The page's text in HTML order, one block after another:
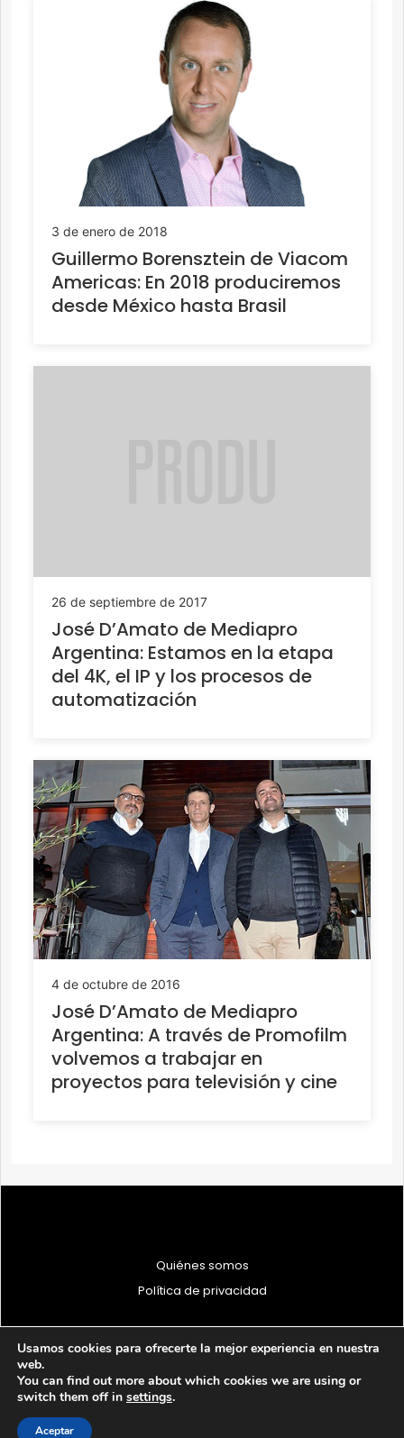
3 de enero de 2018
Guillermo Borensztein de Viacom
Americas: En 2018 produciremos
desde México hasta Brasil
26 de septiembre de 2017
José D’Amato de Mediapro
Argentina: Estamos en la etapa
del 4K, el IP y los procesos de
automatización
4 de octubre de 2016
José D’Amato de Mediapro
Argentina: A través de Promofilm
volvemos a trabajar en
proyectos para televisión y cine
Quiénes somos
Política de privacidad
© 1997 - 2026 PRODU - Todos los derechos reservados
Usamos cookies para ofrecerte la mejor experiencia en nuestra
web.
You can find out more about which cookies we are using or
switch them off in settings.
Aceptar